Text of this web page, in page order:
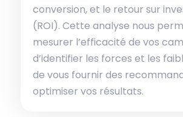
conversion, et le retour sur
(ROI). Cette analyse nous
mesurer l’efficacité de vos
d’identifier les forces et les
de vous fournir des
optimiser vos résultats.